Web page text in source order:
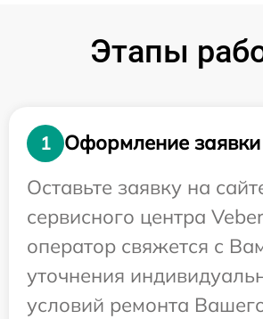
Этапы
1
Оформление заявки
Оставьте заявку на
сервисного центра
оператор свяжется с
уточнения
условий ремонта